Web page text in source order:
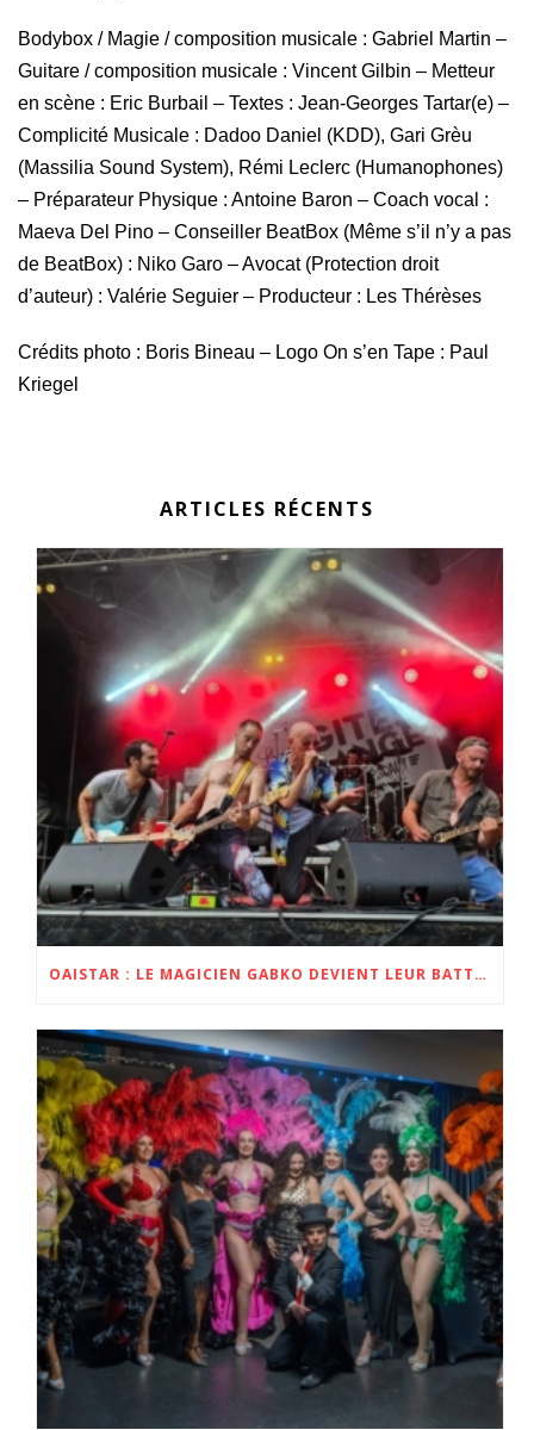
Bodybox / Magie / composition musicale : Gabriel Martin –
Guitare / composition musicale : Vincent Gilbin – Metteur
en scène : Eric Burbail – Textes : Jean-Georges Tartar(e) –
Complicité Musicale : Dadoo Daniel (KDD), Gari Grèu
(Massilia Sound System), Rémi Leclerc (Humanophones)
– Préparateur Physique : Antoine Baron – Coach vocal :
Maeva Del Pino – Conseiller BeatBox (Même s’il n’y a pas
de BeatBox) : Niko Garo – Avocat (Protection droit
d’auteur) : Valérie Seguier – Producteur : Les Thérèses
Crédits photo : Boris Bineau – Logo On s’en Tape : Paul
Kriegel
ARTICLES RÉCENTS
OAISTAR : LE MAGICIEN GABKO DEVIENT LEUR BATTEUR POUR L’ALBUM ET LA TOURNÉE ZOBI 2023 ET 2024